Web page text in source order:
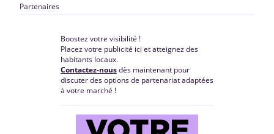
Partenaires
Boostez votre visibilité !
Placez votre publicité ici et atteignez des
habitants locaux.
Contactez-nousdès maintenant pour
discuter des options de partenariat adaptées
à votre marché !